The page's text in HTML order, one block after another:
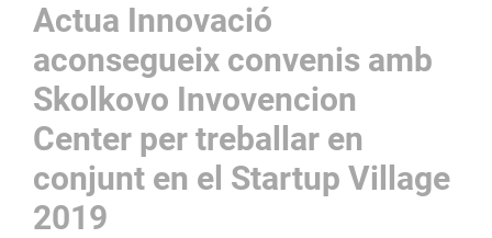
Actua Innovació
aconsegueix convenis amb
Skolkovo Invovencion
Center per treballar en
conjunt en el Startup Village
2019